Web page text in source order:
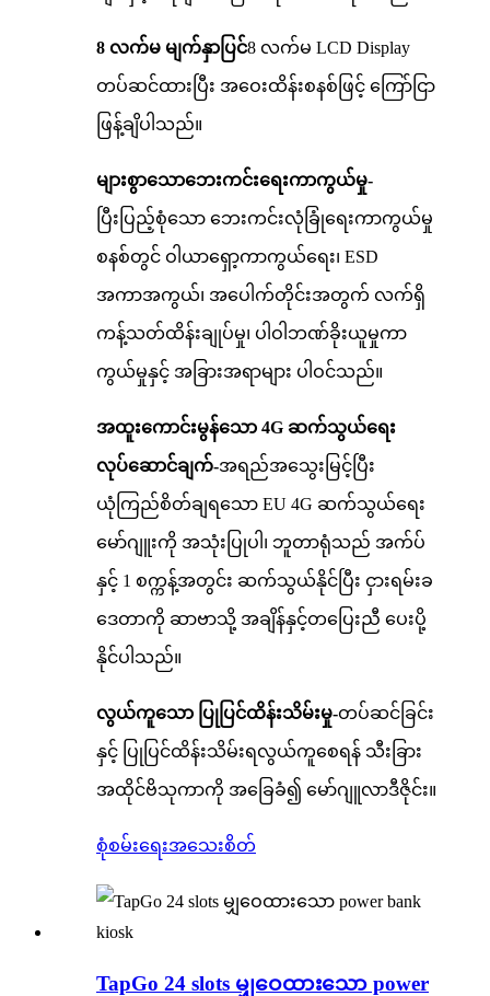
8 လက်မ မျက်နှာပြင်8 လက်မ LCD Display
တပ်ဆင်ထားပြီး အဝေးထိန်းစနစ်ဖြင့် ကြော်ငြာ
ဖြန့်ချိပါသည်။
များစွာသောဘေးကင်းရေးကာကွယ်မှု-
ပြီးပြည့်စုံသော ဘေးကင်းလုံခြုံရေးကာကွယ်မှု
စနစ်တွင် ဝါယာရှော့ကာကွယ်ရေး၊ ESD
အကာအကွယ်၊ အပေါက်တိုင်းအတွက် လက်ရှိ
ကန့်သတ်ထိန်းချုပ်မှု၊ ပါဝါဘဏ်ခိုးယူမှုကာ
ကွယ်မှုနှင့် အခြားအရာများ ပါဝင်သည်။
အထူးကောင်းမွန်သော 4G ဆက်သွယ်ရေး
လုပ်ဆောင်ချက်-အရည်အသွေးမြင့်ပြီး
ယုံကြည်စိတ်ချရသော EU 4G ဆက်သွယ်ရေး
မော်ဂျူးကို အသုံးပြုပါ၊ ဘူတာရုံသည် အက်ပ်
နှင့် 1 စက္ကန့်အတွင်း ဆက်သွယ်နိုင်ပြီး ငှားရမ်းခ
ဒေတာကို ဆာဗာသို့ အချိန်နှင့်တပြေးညီ ပေးပို့
နိုင်ပါသည်။
လွယ်ကူသော ပြုပြင်ထိန်းသိမ်းမှု-တပ်ဆင်ခြင်း
နှင့် ပြုပြင်ထိန်းသိမ်းရလွယ်ကူစေရန် သီးခြား
အထိုင်ဗိသုကာကို အခြေခံ၍ မော်ဂျူလာဒီဇိုင်း။
စုံစမ်းရေးအသေးစိတ်
TapGo 24 slots မျှဝေထားသော power